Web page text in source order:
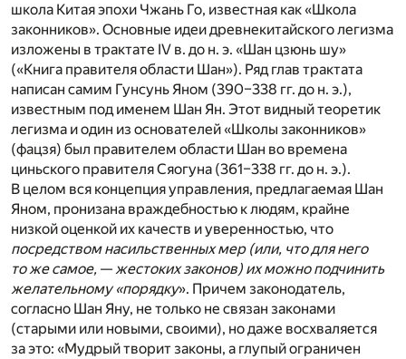
школа Китая эпохи Чжань Го, известная как «Школа
законников». Основные идеи древнекитайского легизма
изложены в трактате IV в. до н. э. «Шан цзюнь шу»
(«Книга правителя области Шан»). Ряд глав трактата
написан самим Гунсунь Яном (390–338 гг. до н. э.),
известным под именем Шан Ян. Этот видный теоретик
легизма и один из основателей «Школы законников»
(фацзя) был правителем области Шан во времена
циньского правителя Сяогуна (361–338 гг. до н. э.).
В целом вся концепция управления, предлагаемая Шан
Яном, пронизана враждебностью к людям, крайне
низкой оценкой их качеств и уверенностью, что
посредством насильственных мер (или, что для него
то же самое, —жестоких законов) их можно подчинить
желательному «порядку». Причем законодатель,
согласно Шан Яну, не только не связан законами
(старыми или новыми, своими), но даже восхваляется
за это: «Мудрый творит законы, а глупый ограничен